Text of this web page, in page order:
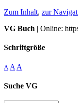
Zum Inhalt, zur
VG Buch | Online:
Schriftgröße
A A A
Suche VG